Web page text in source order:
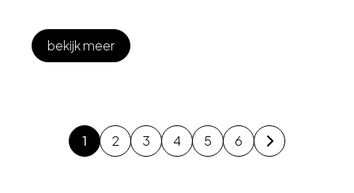
bekijk meer
1 2 3 4 5 6